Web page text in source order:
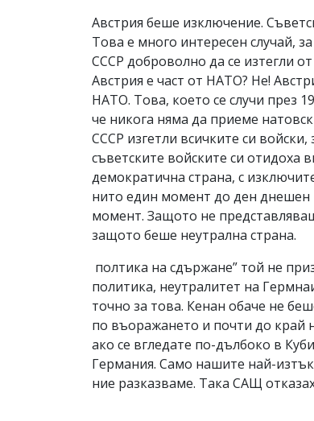
Австрия беше изключение.
Това е много интересен случай,
СССР доброволно да се изтегли
Австрия е част от НАТО? Не!
НАТО. Това, което се случи през
че никога няма да приеме
СССР изгетли всичките си
съветските войските си отидоха
демократична страна, с
нито един момент до ден днешен
момент. Защото не
защото беше неутрална страна.
полтика на сдържане” той не
политика, неутралитет на
точно за това. Кенан обаче не
по въоражането и почти до край
ако се вгледате по-дълбоко в
Германия. Само нашите най-
ние разказваме. Така САЩ